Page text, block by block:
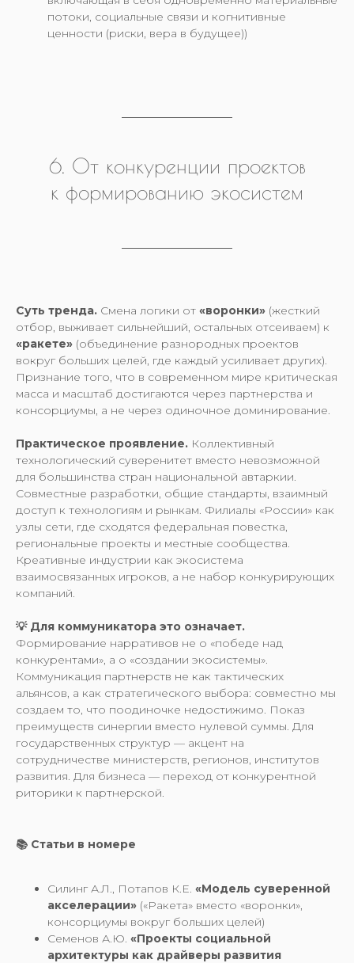
потоки, социальные связи и когнитивные
ценности (риски, вера в будущее))
6. От конкуренции проектов
к формированию экосистем
Суть тренда. Смена логики от «воронки» (жесткий
отбор, выживает сильнейший, остальных отсеиваем) к
«ракете» (объединение разнородных проектов
вокруг больших целей, где каждый усиливает других).
Признание того, что в современном мире критическая
масса и масштаб достигаются через партнерства и
консорциумы, а не через одиночное доминирование.
Практическое проявление. Коллективный
технологический суверенитет вместо невозможной
для большинства стран национальной автаркии.
Совместные разработки, общие стандарты, взаимный
доступ к технологиям и рынкам. Филиалы «России» как
узлы сети, где сходятся федеральная повестка,
региональные проекты и местные сообщества.
Креативные индустрии как экосистема
взаимосвязанных игроков, а не набор конкурирующих
компаний.
💡 Для коммуникатора это означает.
Формирование нарративов не о «победе над
конкурентами», а о «создании экосистемы».
Коммуникация партнерств не как тактических
альянсов, а как стратегического выбора: совместно мы
создаем то, что поодиночке недостижимо. Показ
преимуществ синергии вместо нулевой суммы. Для
государственных структур — акцент на
сотрудничестве министерств, регионов, институтов
развития. Для бизнеса — переход от конкурентной
риторики к партнерской.
📚 Статьи в номере
Силинг А.Л., Потапов К.Е. «Модель суверенной
акселерации» («Ракета» вместо «воронки»,
консорциумы вокруг больших целей)
Семенов А.Ю. «Проекты социальной
архитектуры как драйверы развития